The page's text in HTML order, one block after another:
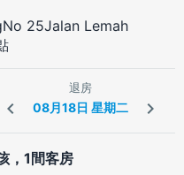
25Jalan Lemah
退房
，1間客房